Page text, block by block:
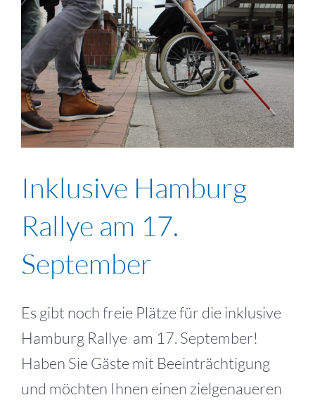
Inklusive Hamburg
Rallye am 17.
September
Es gibt noch freie Plätze für die inklusive
Hamburg Rallye am 17. September!
Haben Sie Gäste mit Beeinträchtigung
und möchten Ihnen einen zielgenaueren